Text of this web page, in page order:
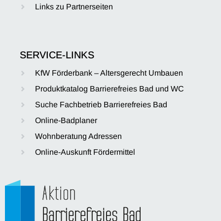
Links zu Partnerseiten
SERVICE-LINKS
KfW Förderbank – Altersgerecht Umbauen
Produktkatalog Barrierefreies Bad und WC
Suche Fachbetrieb Barrierefreies Bad
Online-Badplaner
Wohnberatung Adressen
Online-Auskunft Fördermittel